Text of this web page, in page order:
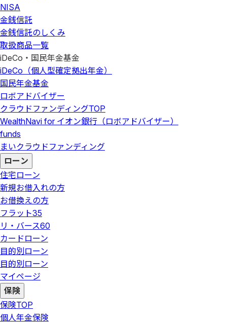
NISA
金銭信託
金銭信託のしくみ
取扱商品一覧
iDeCo・国民年金基金
iDeCo（個人型確定拠出年金）
国民年金基金
ロボアドバイザー
クラウドファンディングTOP
WealthNavi for イオン銀行（ロボアドバイザー）
funds
まいクラウドファンディング
ローン
住宅ローン
新規お借入れの方
お借換えの方
フラット35
リ・バース60
カードローン
目的別ローン
目的別ローン
マイページ
保険
保険TOP
個人年金保険